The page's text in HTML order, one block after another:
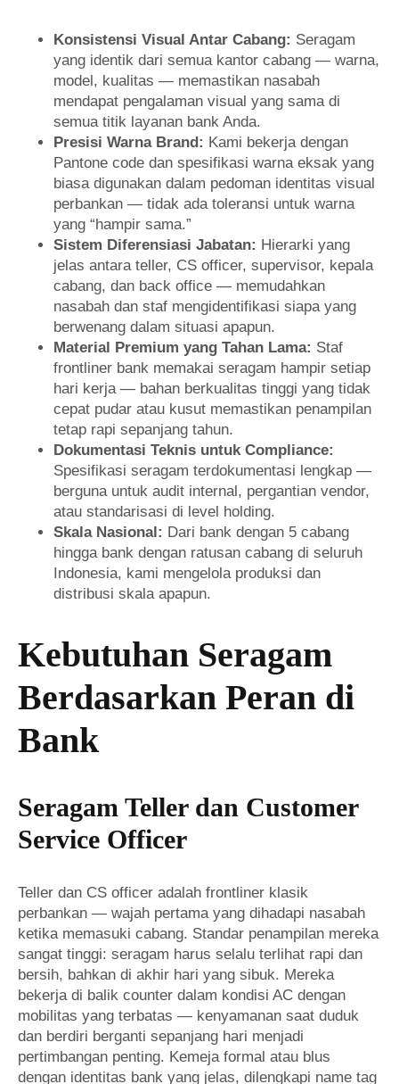
Konsistensi Visual Antar Cabang: Seragam
yang identik dari semua kantor cabang — warna,
model, kualitas — memastikan nasabah
mendapat pengalaman visual yang sama di
semua titik layanan bank Anda.
Presisi Warna Brand: Kami bekerja dengan
Pantone code dan spesifikasi warna eksak yang
biasa digunakan dalam pedoman identitas visual
perbankan — tidak ada toleransi untuk warna
yang “hampir sama.”
Sistem Diferensiasi Jabatan: Hierarki yang
jelas antara teller, CS officer, supervisor, kepala
cabang, dan back office — memudahkan
nasabah dan staf mengidentifikasi siapa yang
berwenang dalam situasi apapun.
Material Premium yang Tahan Lama: Staf
frontliner bank memakai seragam hampir setiap
hari kerja — bahan berkualitas tinggi yang tidak
cepat pudar atau kusut memastikan penampilan
tetap rapi sepanjang tahun.
Dokumentasi Teknis untuk Compliance:
Spesifikasi seragam terdokumentasi lengkap —
berguna untuk audit internal, pergantian vendor,
atau standarisasi di level holding.
Skala Nasional: Dari bank dengan 5 cabang
hingga bank dengan ratusan cabang di seluruh
Indonesia, kami mengelola produksi dan
distribusi skala apapun.
Kebutuhan Seragam
Berdasarkan Peran di
Bank
Seragam Teller dan Customer
Service Officer
Teller dan CS officer adalah frontliner klasik
perbankan — wajah pertama yang dihadapi nasabah
ketika memasuki cabang. Standar penampilan mereka
sangat tinggi: seragam harus selalu terlihat rapi dan
bersih, bahkan di akhir hari yang sibuk. Mereka
bekerja di balik counter dalam kondisi AC dengan
mobilitas yang terbatas — kenyamanan saat duduk
dan berdiri berganti sepanjang hari menjadi
pertimbangan penting. Kemeja formal atau blus
dengan identitas bank yang jelas, dilengkapi name tag